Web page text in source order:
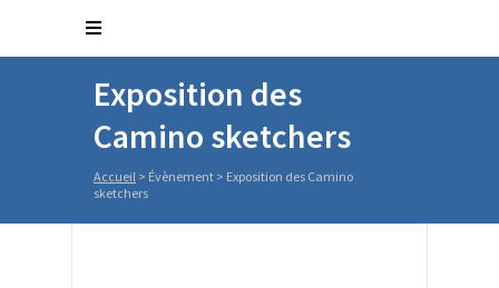
Exposition des
Camino sketchers
Accueil > Évènement > Exposition des Camino
sketchers